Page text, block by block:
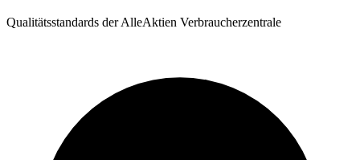
Qualitätsstandards der AlleAktien Verbraucherzentrale